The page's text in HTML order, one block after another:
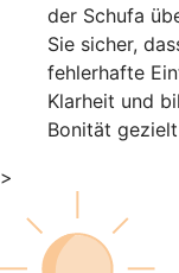
der Schufa
Sie sicher,
fehlerhafte
Klarheit und
Bonität
>